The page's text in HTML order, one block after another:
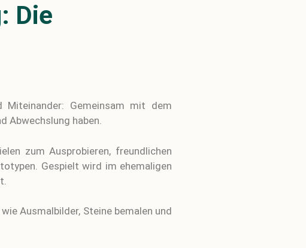
Die
Miteinander: Gemeinsam mit dem
Abwechslung haben.
zum Ausprobieren, freundlichen
Gespielt wird im ehemaligen
Ausmalbilder, Steine bemalen und